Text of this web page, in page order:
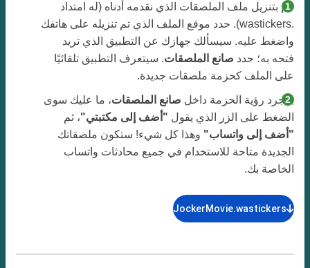
قم بتنزيل ملف الملصقات الذي نقدمه أدناه (له امتداد
.wastickers). حدد موقع الملف الذي تم تنزيله على هاتفك
واضغط عليه. سيسألك جهازك عن التطبيق الذي تريد
فتحه به؛ حدد صانع الملصقات. سيتعرف التطبيق تلقائيًا
على الملف كحزمة ملصقات جديدة.
بمجرد رؤية الحزمة داخل صانع الملصقات، ما عليك سوى
الضغط على الزر الذي يقول "أضف إلى مكتبتي"، ثم
"أضف إلى واتساب" وهذا كل شيء! ستكون ملصقاتك
الجديدة متاحة للاستخدام في جميع محادثات واتساب
الخاصة بك.
JockerMovie.wastickers